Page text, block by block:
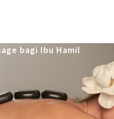
bagi Ibu Hamil